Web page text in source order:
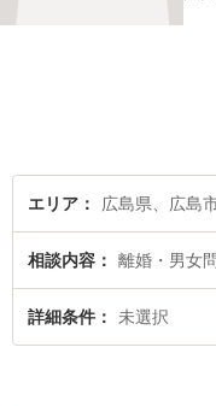
エリア 広島県、広島
相談内容 離婚・男女
詳細条件 未選択